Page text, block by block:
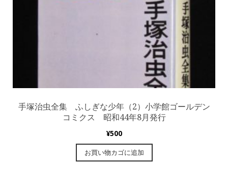
手塚治虫全集 ふしぎな少年（2）小学館ゴールデン
コミクス 昭和44年8月発行
¥500
お買い物カゴに追加